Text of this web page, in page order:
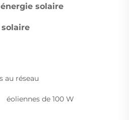
solaire
au réseau
éoliennes de 100 W